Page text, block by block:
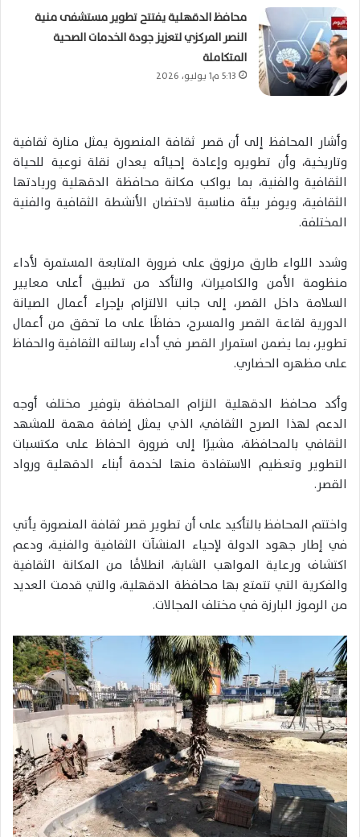
محافظ الدقهلية يفتتح تطوير مستشفى منية
النصر المركزي لتعزيز جودة الخدمات الصحية
المتكاملة
5:13 م1 يوليو، 2026
وأشار المحافظ إلى أن قصر ثقافة المنصورة يمثل منارة ثقافية
وتاريخية، وأن تطويره وإعادة إحيائه يعدان نقلة نوعية للحياة
الثقافية والفنية، بما يواكب مكانة محافظة الدقهلية وريادتها
الثقافية، ويوفر بيئة مناسبة لاحتضان الأنشطة الثقافية والفنية
المختلفة.
وشدد اللواء طارق مرزوق على ضرورة المتابعة المستمرة لأداء
منظومة الأمن والكاميرات، والتأكد من تطبيق أعلى معايير
السلامة داخل القصر، إلى جانب الالتزام بإجراء أعمال الصيانة
الدورية لقاعة القصر والمسرح، حفاظًا على ما تحقق من أعمال
تطوير، بما يضمن استمرار القصر في أداء رسالته الثقافية والحفاظ
على مظهره الحضاري.
وأكد محافظ الدقهلية التزام المحافظة بتوفير مختلف أوجه
الدعم لهذا الصرح الثقافي، الذي يمثل إضافة مهمة للمشهد
الثقافي بالمحافظة، مشيرًا إلى ضرورة الحفاظ على مكتسبات
التطوير وتعظيم الاستفادة منها لخدمة أبناء الدقهلية ورواد
القصر.
واختتم المحافظ بالتأكيد على أن تطوير قصر ثقافة المنصورة يأتي
في إطار جهود الدولة لإحياء المنشآت الثقافية والفنية، ودعم
اكتشاف ورعاية المواهب الشابة، انطلاقًا من المكانة الثقافية
والفكرية التي تتمتع بها محافظة الدقهلية، والتي قدمت العديد
من الرموز البارزة في مختلف المجالات.